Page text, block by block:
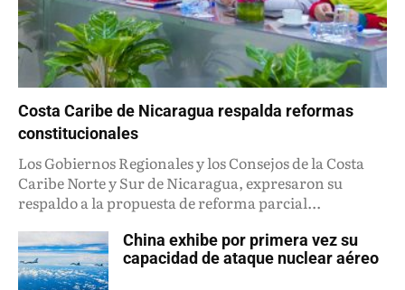
Costa Caribe de Nicaragua respalda reformas
constitucionales
Los Gobiernos Regionales y los Consejos de la Costa
Caribe Norte y Sur de Nicaragua, expresaron su
respaldo a la propuesta de reforma parcial...
China exhibe por primera vez su
capacidad de ataque nuclear aéreo